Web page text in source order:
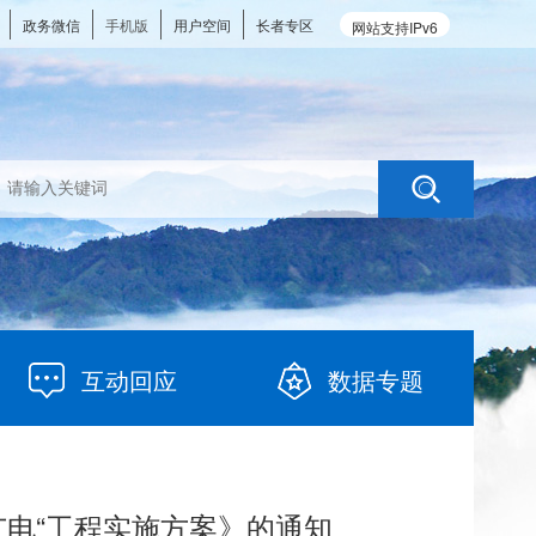
网站支持IPv6
政务微信 手机版 用户空间 长者专区
互动回应 数据专题
“工程实施方案》的通知